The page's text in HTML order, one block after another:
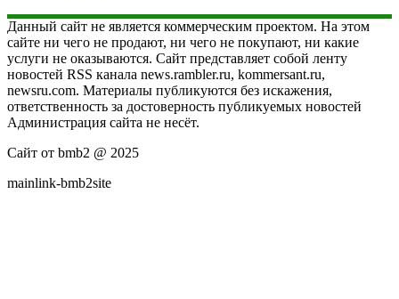
Данный сайт не является коммерческим проектом. На этом
сайте ни чего не продают, ни чего не покупают, ни какие
услуги не оказываются. Сайт представляет собой ленту
новостей RSS канала news.rambler.ru, kommersant.ru,
newsru.com. Материалы публикуются без искажения,
ответственность за достоверность публикуемых новостей
Администрация сайта не несёт.
Сайт от bmb2 @ 2025
mainlink-bmb2site